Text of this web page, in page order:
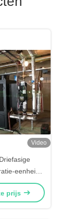
Video
eenheid
prijs